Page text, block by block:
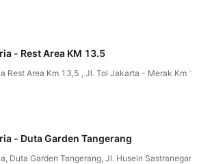
- Rest Area KM 13.5
Rest Area Km 13,5 , Jl. Tol Jakarta - Merak Km
- Duta Garden Tangerang
Duta Garden Tangerang, Jl. Husein